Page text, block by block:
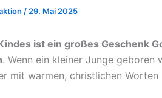
/ 29. Mai 2025
ist ein großes Geschenk
. Wenn ein kleiner Junge geboren
mit warmen, christlichen